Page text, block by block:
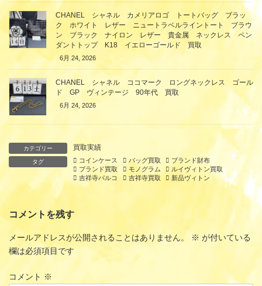
CHANEL シャネル カメリアロゴ トートバッグ ブラッ
ク ホワイト レザー ニュートラベルライントート ブラウ
ン ブラック ナイロン レザー 貴金属 ネックレス ペン
ダントトップ K18 イエローゴールド 買取
6月 24, 2026
CHANEL シャネル ココマーク ロングネックレス ゴール
ド GP ヴィンテージ 90年代 買取
6月 24, 2026
カテゴリー 買取実績
タグ コインケース バッグ買取
ブランド財布
ブランド買取
モノグラム
ルイヴィトン買取
吉祥寺パルコ
吉祥寺買取 新品ヴィトン
コメントを残す
メールアドレスが公開されることはありません。 ※ が付いている
欄は必須項目です
コメント ※